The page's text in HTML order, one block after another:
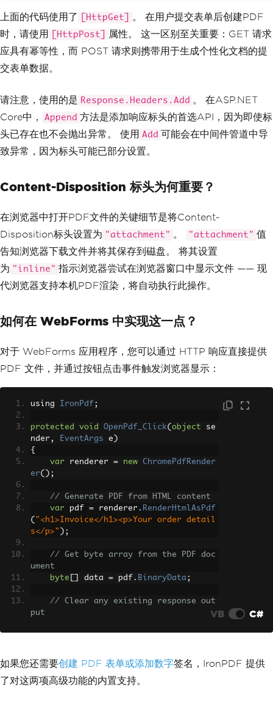
// Set inline display -- this
is the key header for browser display
Response
.Headers.Append("Conte
nt-Disposition"
nt-Length" , pdfBytes .Length.ToString
return File(pdfBytes ,
"applica
tion/pdf" );
}
上面的代码使用了 [HttpGet]
。 在用户提交表单后创建PDF
时，请使用
[HttpPost]
属性。 这一区别至关重要：GET 请求
应具有幂等性，而 POST 请求则携带用于生成个性化文档的提
交表单数据。
请注意，使用的是 Response.Headers.Add 。 在ASP.NET
Core中，
Append 方法是添加响应标头的首选API，因为即使标
头已存在也不会抛出异常。 使用 Add 可能会在中间件管道中导
致异常，因为标头可能已部分设置。
Content-Disposition 标头为何重要？
在浏览器中打开PDF文件的关键细节是将Content-
Disposition标头设置为 "attachment" 。 "attachment" 值
告知浏览器下载文件并将其保存到磁盘。 将其设置
为 "inline" 指示浏览器尝试在浏览器窗口中显示文件 —— 现
代浏览器支持本机PDF渲染，将自动执行此操作。
如何在 WebForms 中实现这一点？
对于 WebForms 应用程序，您可以通过 HTTP 响应直接提供
PDF 文件，并通过按钮点击事件触发浏览器显示：
using IronPdf ;
protected void OpenPdf_Click( object se
nder , EventArgs e )
{
var renderer = new
ChromePdfRender
er();
// Generate PDF from HTML content
var pdf = renderer . RenderHtmlAsPdf
( "<h1>Invoice</h1><p>Your order detail
s</p>" );
// Get byte array from the PDF doc
ument
byte
data = pdf . BinaryData ;
// Clear any existing response out
put
Response. AddHeader("Content-Lengt
h" , data .Length .ToString ());
Response.AddHeader(
VB C#
如果您还需要创建 PDF 表单或添加数字签名，IronPDF 提供
了对这两项高级功能的内置支持。